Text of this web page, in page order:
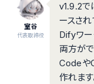
室谷
代表取締役
v1.9.2で
ースさ
Difyワ
両方が
Codeや
作れます